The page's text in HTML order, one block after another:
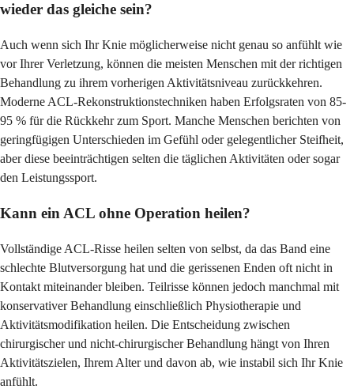
wieder das gleiche sein?
Auch wenn sich Ihr Knie möglicherweise nicht genau so anfühlt wie
vor Ihrer Verletzung, können die meisten Menschen mit der richtigen
Behandlung zu ihrem vorherigen Aktivitätsniveau zurückkehren.
Moderne ACL-Rekonstruktionstechniken haben Erfolgsraten von 85-
95 % für die Rückkehr zum Sport. Manche Menschen berichten von
geringfügigen Unterschieden im Gefühl oder gelegentlicher Steifheit,
aber diese beeinträchtigen selten die täglichen Aktivitäten oder sogar
den Leistungssport.
Kann ein ACL ohne Operation heilen?
Vollständige ACL-Risse heilen selten von selbst, da das Band eine
schlechte Blutversorgung hat und die gerissenen Enden oft nicht in
Kontakt miteinander bleiben. Teilrisse können jedoch manchmal mit
konservativer Behandlung einschließlich Physiotherapie und
Aktivitätsmodifikation heilen. Die Entscheidung zwischen
chirurgischer und nicht-chirurgischer Behandlung hängt von Ihren
Aktivitätszielen, Ihrem Alter und davon ab, wie instabil sich Ihr Knie
anfühlt.